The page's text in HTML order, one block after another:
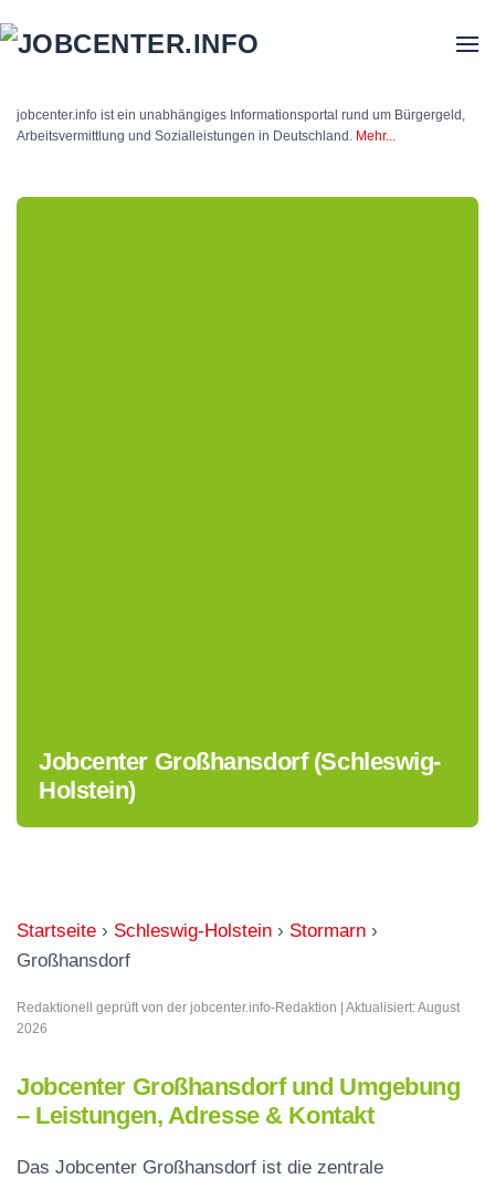
jobcenter.info ist ein unabhängiges Informationsportal rund um Bürgergeld,
Arbeitsvermittlung und Sozialleistungen in Deutschland. Mehr...
Jobcenter Großhansdorf (Schleswig-
Holstein)
Startseite › Schleswig-Holstein › Stormarn ›
Großhansdorf
Redaktionell geprüft von der jobcenter.info-Redaktion | Aktualisiert: August
2026
Jobcenter Großhansdorf und Umgebung
– Leistungen, Adresse & Kontakt
Das Jobcenter Großhansdorf ist die zentrale